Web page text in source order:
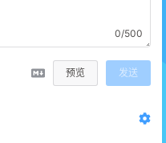
0/500
预览 发送